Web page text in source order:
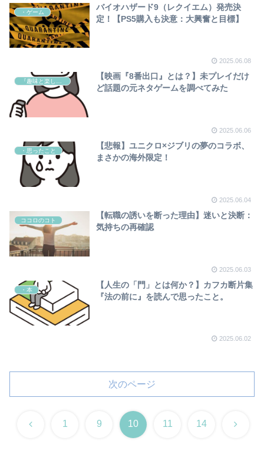
・ゲーム
バイオハザード9（レクイエム）発売決
定！【PS5購入も決意：大興奮と目標】
2025.06.08
『趣味と楽しみ』
【映画『8番出口』とは？】未プレイだけ
ど話題の元ネタゲームを調べてみた
2025.06.06
・思ったこと
【悲報】ユニクロ×ジブリの夢のコラボ、
まさかの海外限定！
2025.06.04
ココロのコト
【転職の誘いを断った理由】迷いと決断：
気持ちの再確認
2025.06.03
・本
【人生の「門」とは何か？】カフカ断片集
『法の前に』を読んで思ったこと。
2025.06.02
次のページ
前 1 9 10 11 14 次